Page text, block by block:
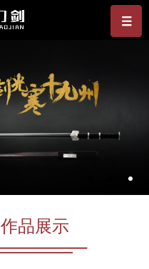
作品展示